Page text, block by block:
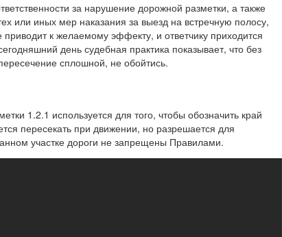
за нарушение дорожной разметки, а также
или иных мер наказания за выезд на встречную полосу,
к желаемому эффекту, и ответчику приходится
день судебная практика показывает, что без
сплошной, не обойтись.
1.2.1 используется для того, чтобы обозначить край
пересекать при движении, но разрешается для
участке дороги не запрещены Правилами.